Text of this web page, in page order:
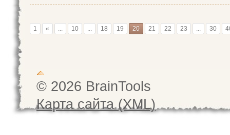
1 « ... 10 ... 18 19 20 21 22 23 ... 30
© 2026 BrainTools
Карта сайта (XML)